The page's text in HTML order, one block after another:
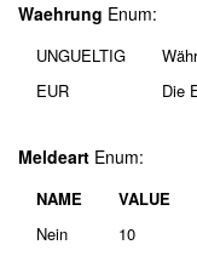
Waehrung Enum:
UNGUELTIG
EUR
Die
Meldeart Enum:
NAME
VALUE
Nein
10